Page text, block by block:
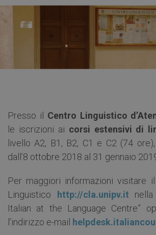
Presso il Centro Linguistico
le iscrizioni ai corsi estensivi di
livello A2, B1, B2, C1 e C2 (74
dall’8 ottobre 2018 al 31 gennaio
Per maggiori informazioni visitare
Linguistico http://cla.unipv.it nella
Italian at the Language Centre”
l’indirizzo e-mail